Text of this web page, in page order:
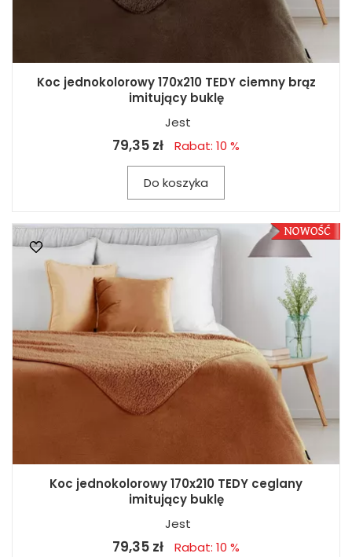
Koc jednokolorowy 170x210 TEDY ciemny brąz
imitujący buklę
Jest
79,35 zł Rabat: 10 %
Do koszyka
Koc jednokolorowy 170x210 TEDY ceglany
imitujący buklę
Jest
79,35 zł Rabat: 10 %